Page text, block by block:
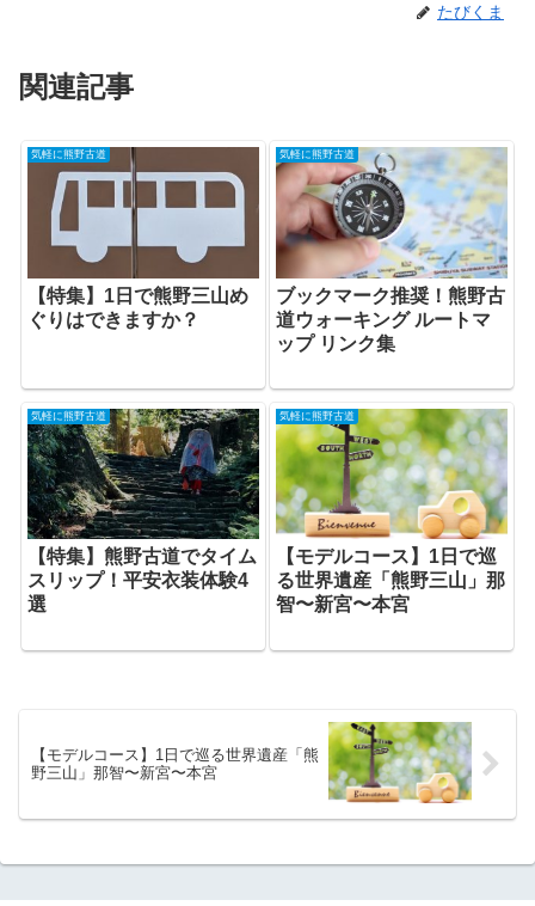
たびくま
関連記事
気軽に熊野古道
【特集】1日で熊野三山め
ぐりはできますか？
気軽に熊野古道
ブックマーク推奨！熊野古
道ウォーキング ルートマ
ップ リンク集
気軽に熊野古道
【特集】熊野古道でタイム
スリップ！平安衣装体験4
選
気軽に熊野古道
【モデルコース】1日で巡
る世界遺産「熊野三山」那
智〜新宮〜本宮
【モデルコース】1日で巡る世界遺産「熊
野三山」那智〜新宮〜本宮